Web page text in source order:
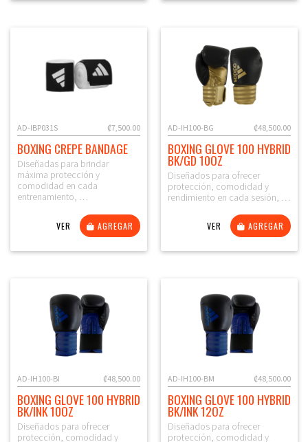
₡7,500.00
AD-IBP031S
BOXING CREPE BANDAGE
Diseñadas para brindar
máxima protección y
comodidad en cada
entrenamiento, …
VER AGREGAR
₡48,500.00
AD-IH100-BG
BOXING GLOVE 100 HYBRID
BK/GD 10OZ
Diseñados para ofrecer
protección, comodidad y
rendimiento en cada sesión, …
VER AGREGAR
₡48,500.00
AD-IH100-BI
BOXING GLOVE 100 HYBRID
BK/INK 10OZ
Diseñados para ofrecer
protección, comodidad y
₡48,500.00
AD-IH100-BM
BOXING GLOVE 100 HYBRID
BK/INK 12OZ
Diseñados para ofrecer
protección, comodidad y